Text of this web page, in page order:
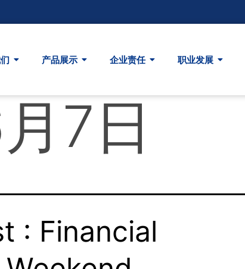
产品展示 企业责任 职业发展
7日
: Financial